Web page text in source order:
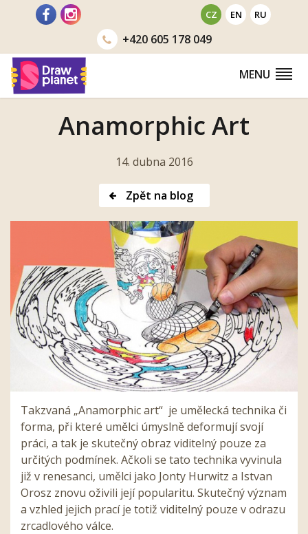
CZ EN RU
+420605 178 049
MENU
Anamorphic Art
14. dubna 2016
Zpět na blog
Takzvaná „Anamorphic art“ je umělecká technika či
forma, při které umělci úmyslně deformují svojí
práci, a tak je skutečný obraz viditelný pouze za
určitých podmínek. Ačkoli se tato technika vyvinula
již v renesanci, umělci jako Jonty Hurwitz a Istvan
Orosz znovu oživili její popularitu. Skutečný význam
a vzhled jejich prací je totiž viditelný pouze v odrazu
zrcadlového válce.